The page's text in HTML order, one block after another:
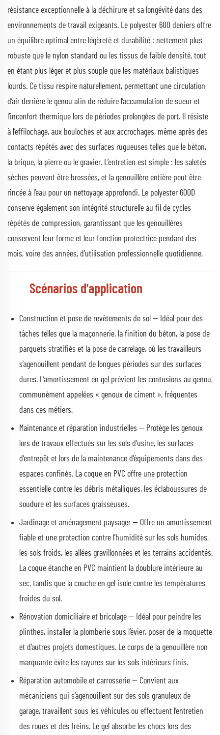
résistance exceptionnelle à la déchirure et sa longévité dans des
environnements de travail exigeants. Le polyester 600 deniers offre
un équilibre optimal entre légèreté et durabilité : nettement plus
robuste que le nylon standard ou les tissus de faible densité, tout
en étant plus léger et plus souple que les matériaux balistiques
lourds. Ce tissu respire naturellement, permettant une circulation
d’air derrière le genou afin de réduire l’accumulation de sueur et
l’inconfort thermique lors de périodes prolongées de port. Il résiste
à l’effilochage, aux bouloches et aux accrochages, même après des
contacts répétés avec des surfaces rugueuses telles que le béton,
la brique, la pierre ou le gravier. L’entretien est simple : les saletés
sèches peuvent être brossées, et la genouillère entière peut être
rincée à l’eau pour un nettoyage approfondi. Le polyester 600D
conserve également son intégrité structurelle au fil de cycles
répétés de compression, garantissant que les genouillères
conservent leur forme et leur fonction protectrice pendant des
mois, voire des années, d’utilisation professionnelle quotidienne.
Scénarios d'application
Construction et pose de revêtements de sol — Idéal pour des
tâches telles que la maçonnerie, la finition du béton, la pose de
parquets stratifiés et la pose de carrelage, où les travailleurs
s’agenouillent pendant de longues périodes sur des surfaces
dures. L’amortissement en gel prévient les contusions au genou,
communément appelées « genoux de ciment », fréquentes
dans ces métiers.
Maintenance et réparation industrielles — Protège les genoux
lors de travaux effectués sur les sols d’usine, les surfaces
d’entrepôt et lors de la maintenance d’équipements dans des
espaces confinés. La coque en PVC offre une protection
essentielle contre les débris métalliques, les éclaboussures de
soudure et les surfaces graisseuses.
Jardinage et aménagement paysager — Offre un amortissement
fiable et une protection contre l’humidité sur les sols humides,
les sols froids, les allées gravillonnées et les terrains accidentés.
La coque étanche en PVC maintient la doublure intérieure au
sec, tandis que la couche en gel isole contre les températures
froides du sol.
Rénovation domiciliaire et bricolage — Idéal pour peindre les
plinthes, installer la plomberie sous l’évier, poser de la moquette
et d’autres projets domestiques. Le corps de la genouillère non
marquante évite les rayures sur les sols intérieurs finis.
Réparation automobile et carrosserie — Convient aux
mécaniciens qui s’agenouillent sur des sols granuleux de
garage, travaillent sous les véhicules ou effectuent l’entretien
des roues et des freins. Le gel absorbe les chocs lors des